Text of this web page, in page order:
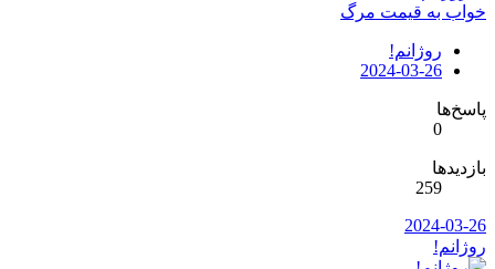
خواب به قیمت مرگ
روژانم!
2024-03-26
پاسخ‌ها
0
بازدیدها
259
2024-03-26
روژانم!